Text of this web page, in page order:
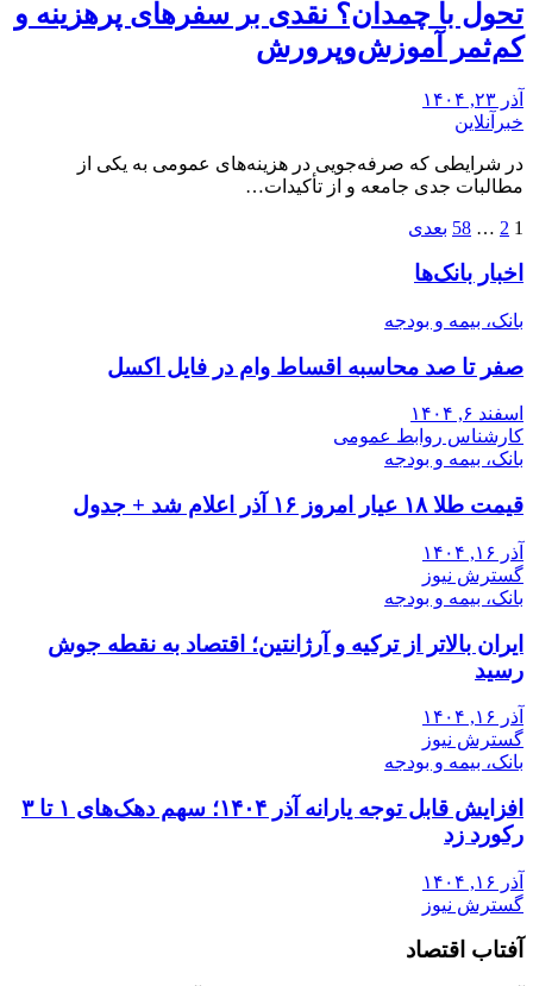
تحول با چمدان؟ نقدی بر سفرهای پرهزینه و
کم‌ثمر آموزش‌وپرورش
آذر ۲۳, ۱۴۰۴
خبرآنلاین
در شرایطی که صرفه‌جویی در هزینه‌های عمومی به یکی از
مطالبات جدی جامعه و از تأکیدات…
صفحه‌بندی
نوشته‌ها
1
2
…
58 بعدی
اخبار بانک‌ها
بانک، بیمه و بودجه
صفر تا صد محاسبه اقساط وام در فایل اکسل
اسفند ۶, ۱۴۰۴
کارشناس روابط عمومی
بانک، بیمه و بودجه
قیمت طلا ۱۸ عیار امروز ۱۶ آذر اعلام شد + جدول
آذر ۱۶, ۱۴۰۴
گسترش نیوز
بانک، بیمه و بودجه
ایران بالاتر از ترکیه و آرژانتین؛ اقتصاد به نقطه جوش
رسید
آذر ۱۶, ۱۴۰۴
گسترش نیوز
بانک، بیمه و بودجه
افزایش قابل توجه یارانه آذر ۱۴۰۴؛ سهم دهک‌های ۱ تا ۳
رکورد زد
آذر ۱۶, ۱۴۰۴
گسترش نیوز
آفتاب اقتصاد